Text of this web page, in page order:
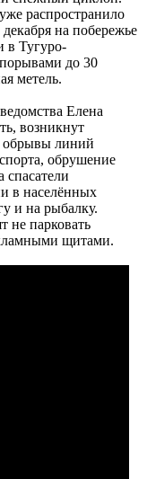
распространило
на побережье
в Тугуро-
до 30
метель.
Елена
возникнут
обрывы линий
обрушение
в населённых
и на рыбалку.
не парковать
щитами.